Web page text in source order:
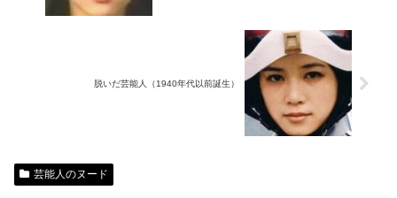
脱いだ芸能人（1940年代以前誕生）
芸能人のヌード